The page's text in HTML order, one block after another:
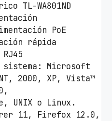
TL-WA801ND
PoE
rápida
Microsoft
2000, XP, Vista™
UNIX o Linux.
11, Firefox 12.0,